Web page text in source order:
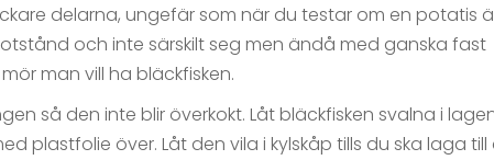
delarna, ungefär som när du testar om en potatis
och inte särskilt seg men ändå med ganska fast
man vill ha bläckfisken.
så den inte blir överkokt. Låt bläckfisken svalna i
plastfolie över. Låt den vila i kylskåp tills du ska laga till